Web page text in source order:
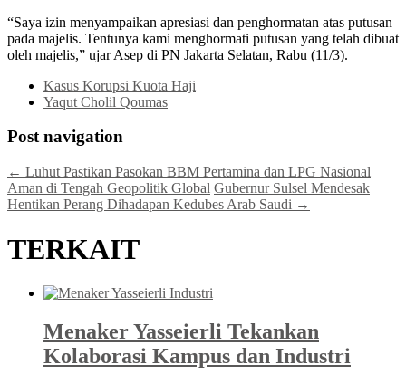
“Saya izin menyampaikan apresiasi dan penghormatan atas putusan
pada majelis. Tentunya kami menghormati putusan yang telah dibuat
oleh majelis,” ujar Asep di PN Jakarta Selatan, Rabu (11/3).
Kasus Korupsi Kuota Haji
Yaqut Cholil Qoumas
Post navigation
← Luhut Pastikan Pasokan BBM Pertamina dan LPG Nasional
Aman di Tengah Geopolitik Global Gubernur Sulsel Mendesak
Hentikan Perang Dihadapan Kedubes Arab Saudi →
TERKAIT
Menaker Yasseierli Tekankan
Kolaborasi Kampus dan Industri